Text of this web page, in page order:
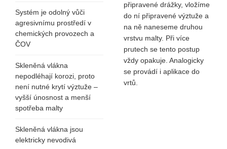
Systém je odolný vůči
agresivnímu prostředí v
chemických provozech a
ČOV
Skleněná vlákna
nepodléhají korozi, proto
není nutné krytí výztuže –
vyšší únosnost a menší
spotřeba malty
Skleněná vlákna jsou
elektricky nevodivá
připravené drážky, vložíme
do ní připravené výztuže a
na ně naneseme druhou
vrstvu malty. Při více
prutech se tento postup
vždy opakuje. Analogicky
se provádí i aplikace do
vrtů.